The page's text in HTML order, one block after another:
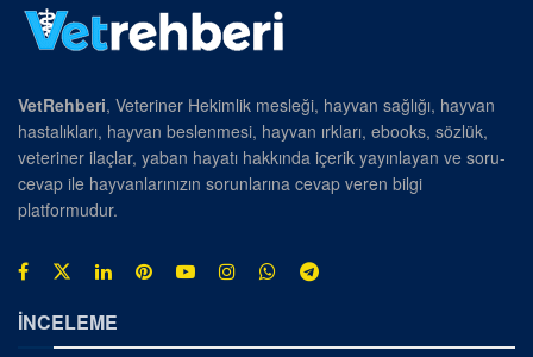
VetRehberi, Veteriner Hekimlik mesleği, hayvan sağlığı, hayvan
hastalıkları, hayvan beslenmesi, hayvan ırkları, ebooks, sözlük,
veteriner ilaçlar, yaban hayatı hakkında içerik yayınlayan ve soru-
cevap ile hayvanlarınızın sorunlarına cevap veren bilgi
platformudur.
İNCELEME